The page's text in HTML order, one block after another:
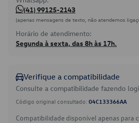
(41) 99125-2143
(apenas mensagens de texto, não atendemos
Horário de atendimento:
Segunda à sexta, das 8h às 17h.
Verifique a compatibilidade
Consulte a compatibilidade fazendo
Código original consultado: 04C133366AA
Compatibilidade disponível apenas para